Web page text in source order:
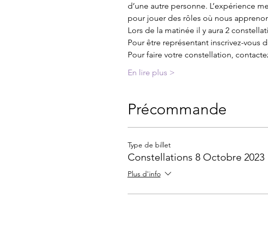
d’une autre personne. L’expérience
pour jouer des rôles où nous
Lors de la matinée il y aura 2
Pour être représentant inscrivez-vous
Pour faire votre constellation,
En lire plus >
Précommande
Type de billet
Constellations 8 Octobre 2023
Plus d'info